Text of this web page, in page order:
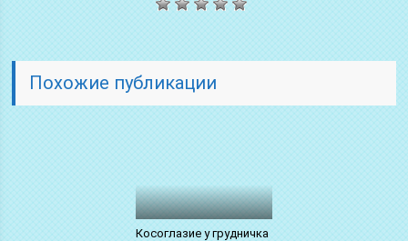
Похожие публикации
Косоглазие у грудничка